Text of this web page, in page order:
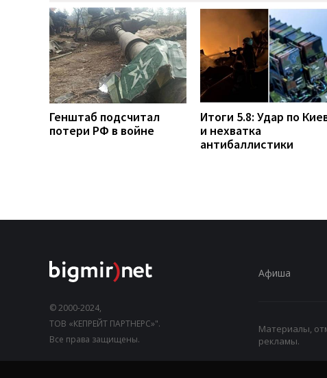
Генштаб подсчитал
потери РФ в войне
Итоги 5.8: Удар по
и нехватка
антибаллистики
© 2000-2024,
ТОВ «КЕПРЕЙТ ПАРТНЕРС»".
Все права защищены.
Афиша
Материалы,
рекламы.